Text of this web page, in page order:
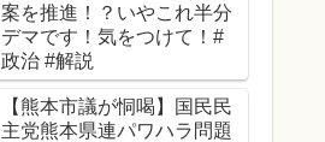
案を推進！？いやこれ半分
デマです！気をつけて！#
政治 #解説
【熊本市議が恫喝】国民民
主党熊本県連パワハラ問題